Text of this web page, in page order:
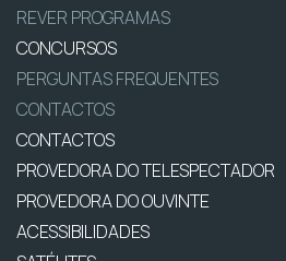
REVER PROGRAMAS
CONCURSOS
PERGUNTAS FREQUENTES
CONTACTOS
CONTACTOS
PROVEDORA DO TELESPECTADOR
PROVEDORA DO OUVINTE
ACESSIBILIDADES